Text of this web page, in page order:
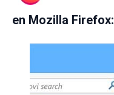
en Mozilla Firefox: